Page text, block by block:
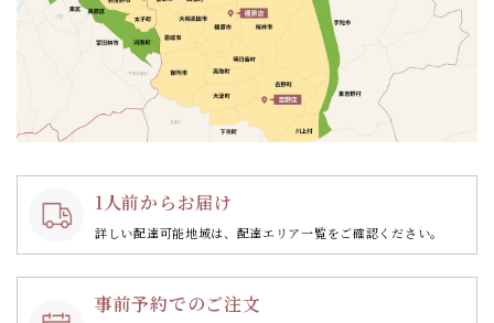
1人前からお届け
詳しい配達可能地域は、配達エリア一覧をご確認ください。
事前予約でのご注文